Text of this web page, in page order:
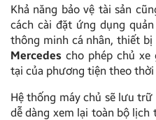
Khả năng bảo vệ tài sản
cách cài đặt ứng dụng
thông minh cá nhân, thiết bị
Mercedes cho phép chủ
tại của phương tiện theo
Hệ thống máy chủ sẽ lưu
dễ dàng xem lại toàn bộ